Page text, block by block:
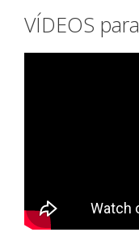
VÍDEOS